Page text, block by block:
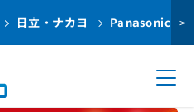
日立・ナカヨ Panasonic >